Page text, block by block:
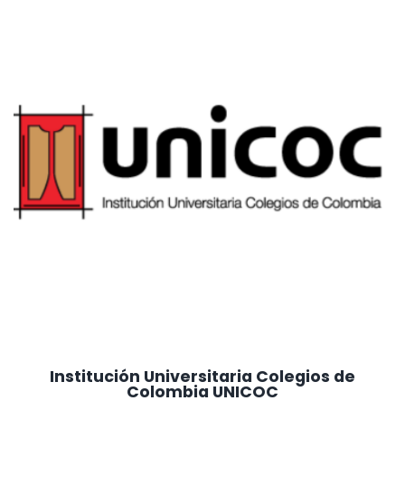
Institución Universitaria Colegios de
Colombia UNICOC